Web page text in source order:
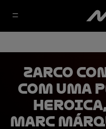
Zarco
com uma
Marc